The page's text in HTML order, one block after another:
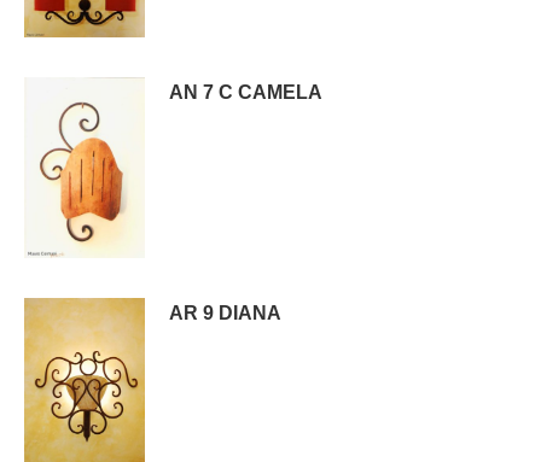
AN 7 C CAMELA
AR 9 DIANA